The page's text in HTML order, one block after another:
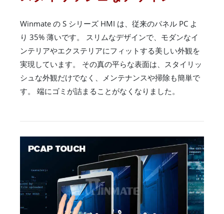
Winmate の S シリーズ HMI は、従来のパネル PC よ
り 35% 薄いです。 スリムなデザインで、モダンなイ
ンテリアやエクステリアにフィットする美しい外観を
実現しています。 その真の平らな表面は、スタイリッ
シュな外観だけでなく、メンテナンスや掃除も簡単で
す。 端にゴミが詰まることがなくなりました。